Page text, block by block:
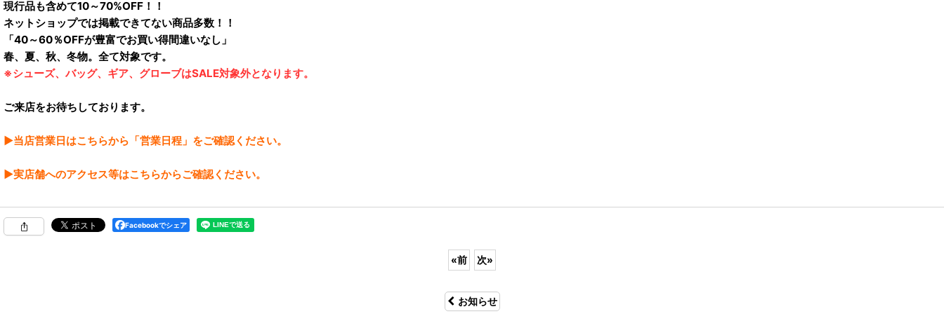
現行品も含めて10～70%OFF！！
ネットショップでは掲載できてない商品多数！！
「40～60％OFFが豊富でお買い得間違いなし」
春、夏、秋、冬物。全て対象です。
※シューズ、バッグ、ギア、グローブはSALE対象外となります。
ご来店をお待ちしております。
▶当店営業日はこちらから「営業日程」をご確認ください。
▶実店舗へのアクセス等はこちらからご確認ください。
Facebookでシェア
«前 次»
お知らせ